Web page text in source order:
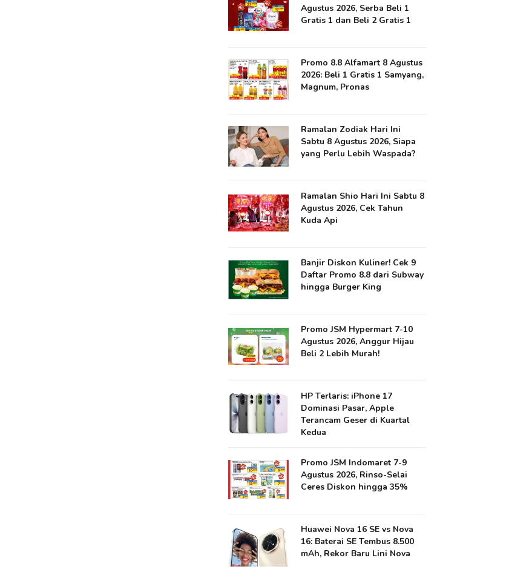
Agustus 2026, Serba Beli 1
Gratis 1 dan Beli 2 Gratis 1
Promo 8.8 Alfamart 8 Agustus
2026: Beli 1 Gratis 1 Samyang,
Magnum, Pronas
Ramalan Zodiak Hari Ini
Sabtu 8 Agustus 2026, Siapa
yang Perlu Lebih Waspada?
Ramalan Shio Hari Ini Sabtu 8
Agustus 2026, Cek Tahun
Kuda Api
Banjir Diskon Kuliner! Cek 9
Daftar Promo 8.8 dari Subway
hingga Burger King
Promo JSM Hypermart 7-10
Agustus 2026, Anggur Hijau
Beli 2 Lebih Murah!
HP Terlaris: iPhone 17
Dominasi Pasar, Apple
Terancam Geser di Kuartal
Kedua
Promo JSM Indomaret 7-9
Agustus 2026, Rinso-Selai
Ceres Diskon hingga 35%
Huawei Nova 16 SE vs Nova
16: Baterai SE Tembus 8.500
mAh, Rekor Baru Lini Nova